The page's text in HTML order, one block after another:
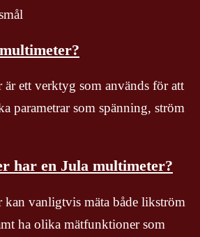
är ett verktyg som används för att
parametrar som spänning, ström
har en Jula multimeter?
kan vanligtvis mäta både likström
ha olika mätfunktioner som